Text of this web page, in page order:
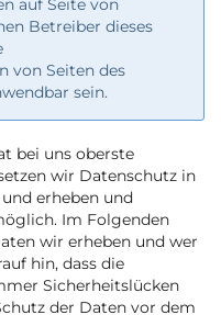
auf Seite von
Betreiber dieses
von Seiten des
sein.
bei uns oberste
wir Datenschutz in
erheben und
Im Folgenden
wir erheben und wer
hin, dass die
Sicherheitslücken
der Daten vor dem